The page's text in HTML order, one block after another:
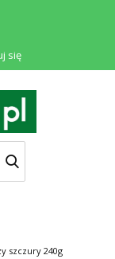
się
szczury 240g